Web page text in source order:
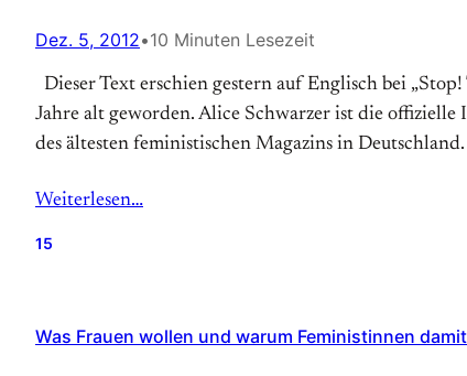
Dez. 5, 2012•10 Minuten Lesezeit
Dieser Text erschien gestern auf Englisch bei
Jahre alt geworden. Alice Schwarzer ist die
des ält­esten fe­mi­nisti­schen Ma­ga­zins in
Weiterlesen…
15
Was Frauen wollen und warum Feministinnen